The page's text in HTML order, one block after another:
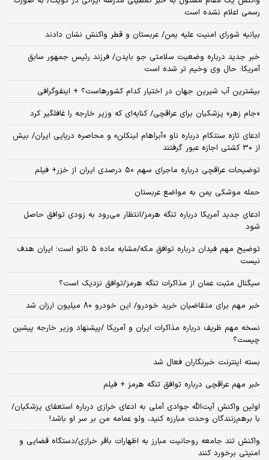
رسمی اعلام نشده است
بیانیه شورای امنیت علیه یمن/ عربستان و قطر واکنش نشان دادند
خبر جدید درباره وضعیت سلامتی جو بایدن/ فرزند رئیس جمهور سابق
آمریکا: حال وی وخیم تر شده است
بیشترین آب شیرین جهان در اختیار کدام کشورهاست؟ + اینفوگرافی
«جام زهر» پزشکیان برای عراقچی/ کنایه‌ای که وزیر خارجه را غافلگیر کرد
ادعای تازه سنتکام درباره ناو «آبراهام لینکلن» و محاصره دریایی ایران/ بیش
از ۳۰ کشتی اجازه عبور گرفتند
توضیحات عراقچی درباره ماجرای سهم ۵۰ درصدی ایران از خزر+ فیلم
حمله موشکی یمن به مواضع عربستان
ادعای جدید آمریکا درباره تنگه هرمز/انتظار می‌رود به زودی توافق حاصل
شود
توضیح مهم فیدان درباره توافق مکه/مشابه ماده ۵ ناتو است؛ ایران هدف
نیست
سیگنال‌ مثبت عمان از مذاکرات تنگه هرمز/توافق نزدیک است؟
خبر مهم برای متقاضیان خرید خودرو/ این خودرو ۸۰ میلیون ارزان شد
نسخه‌ مهم ظریف درباره مذاکرات ایران و آمریکا /پیشنهاد وزیر خارجه پیشین
چیست؟
بسته اینترنت خبرنگاران فعال شد
خبر مهم عراقچی درباره توافق تنگه هرمز + فیلم
اولین واکنش آیت‌الله جوادی آملی به ادعای خرازی درباره استعفای پزشکیان/
با برهم‌زنندگان وحدت مبارزه کنید، ولو عمامه من بر سر او باشد!
واکنش تند جامعه روحانیت مبارز به اظهارات باقر خرازی/دستگاه قضایی و
امنیتی برخورد کنند